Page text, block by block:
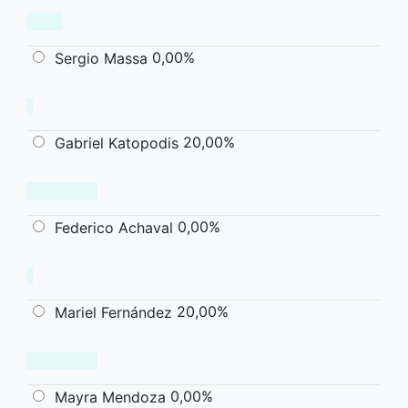
Sergio Massa 0,00%
Gabriel Katopodis 20,00%
Federico Achaval 0,00%
Mariel Fernández 20,00%
Mayra Mendoza 0,00%